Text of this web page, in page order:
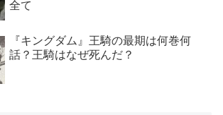
全て
『キングダム』王騎の最期は何巻何
話？王騎はなぜ死んだ？